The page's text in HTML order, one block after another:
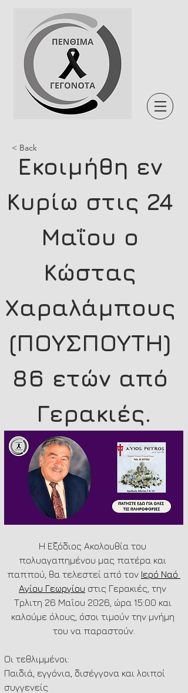
< Back
Εκοιμήθη εν
Κυρίω στις 24
Μαΐου ο
Κώστας
Χαραλάμπους
(ΠΟΥΣΠΟΥΤΗ)
86 ετών από
Γερακιές.
Η Εξόδιος Ακολουθία του
πολυαγαπημένου μας πατέρα και
παππού, θα τελεστεί από τον Ιερό Ναό
Αγίου Γεωργίου στις Γερακιές, την
Τρλιτη 26 Μαΐου 2026, ώρα 15:00 και
καλούμε όλους, όσοι τιμούν την μνήμη
του να παραστούν.
Οι τεθλιμμένοι:
Παιδιά, εγγόνια, δισέγγονα και λοιποί
συγγενείς